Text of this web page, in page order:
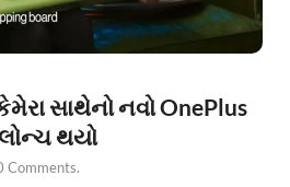
સાથેનો નવો OnePlus
થયો
Comments.